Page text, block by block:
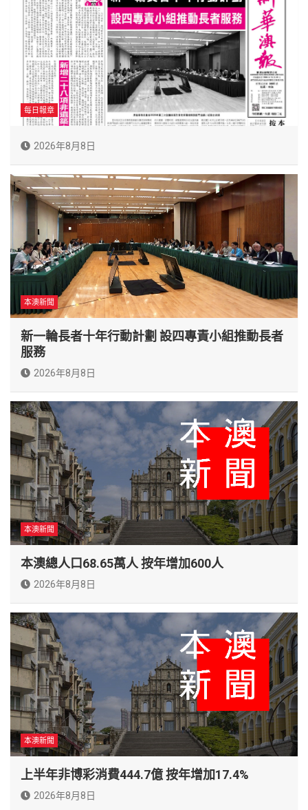
每日報章
2026年8月8日
本澳新聞
新一輪長者十年行動計劃 設四專責小組推動長者
服務
2026年8月8日
本澳新聞
本澳總人口68.65萬人 按年增加600人
2026年8月8日
本澳新聞
上半年非博彩消費444.7億 按年增加17.4%
2026年8月8日